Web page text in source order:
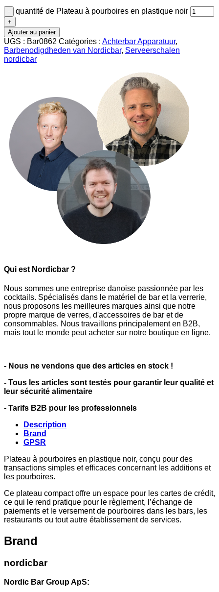
quantité de Plateau à pourboires en plastique noir
Ajouter au panier
UGS : Bar0862 Catégories : Achterbar Apparatuur,
Barbenodigdheden van Nordicbar, Serveerschalen
nordicbar
Qui est Nordicbar ?
Nous sommes une entreprise danoise passionnée par les
cocktails. Spécialisés dans le matériel de bar et la verrerie,
nous proposons les meilleures marques ainsi que notre
propre marque de verres, d'accessoires de bar et de
consommables. Nous travaillons principalement en B2B,
mais tout le monde peut acheter sur notre boutique en ligne.
- Nous ne vendons que des articles en stock !
- Tous les articles sont testés pour garantir leur qualité et
leur sécurité alimentaire
- Tarifs B2B pour les professionnels
Description
Brand
GPSR
Plateau à pourboires en plastique noir, conçu pour des
transactions simples et efficaces concernant les additions et
les pourboires.
Ce plateau compact offre un espace pour les cartes de crédit,
ce qui le rend pratique pour le règlement, l’échange de
paiements et le versement de pourboires dans les bars, les
restaurants ou tout autre établissement de services.
Brand
nordicbar
Nordic Bar Group ApS: